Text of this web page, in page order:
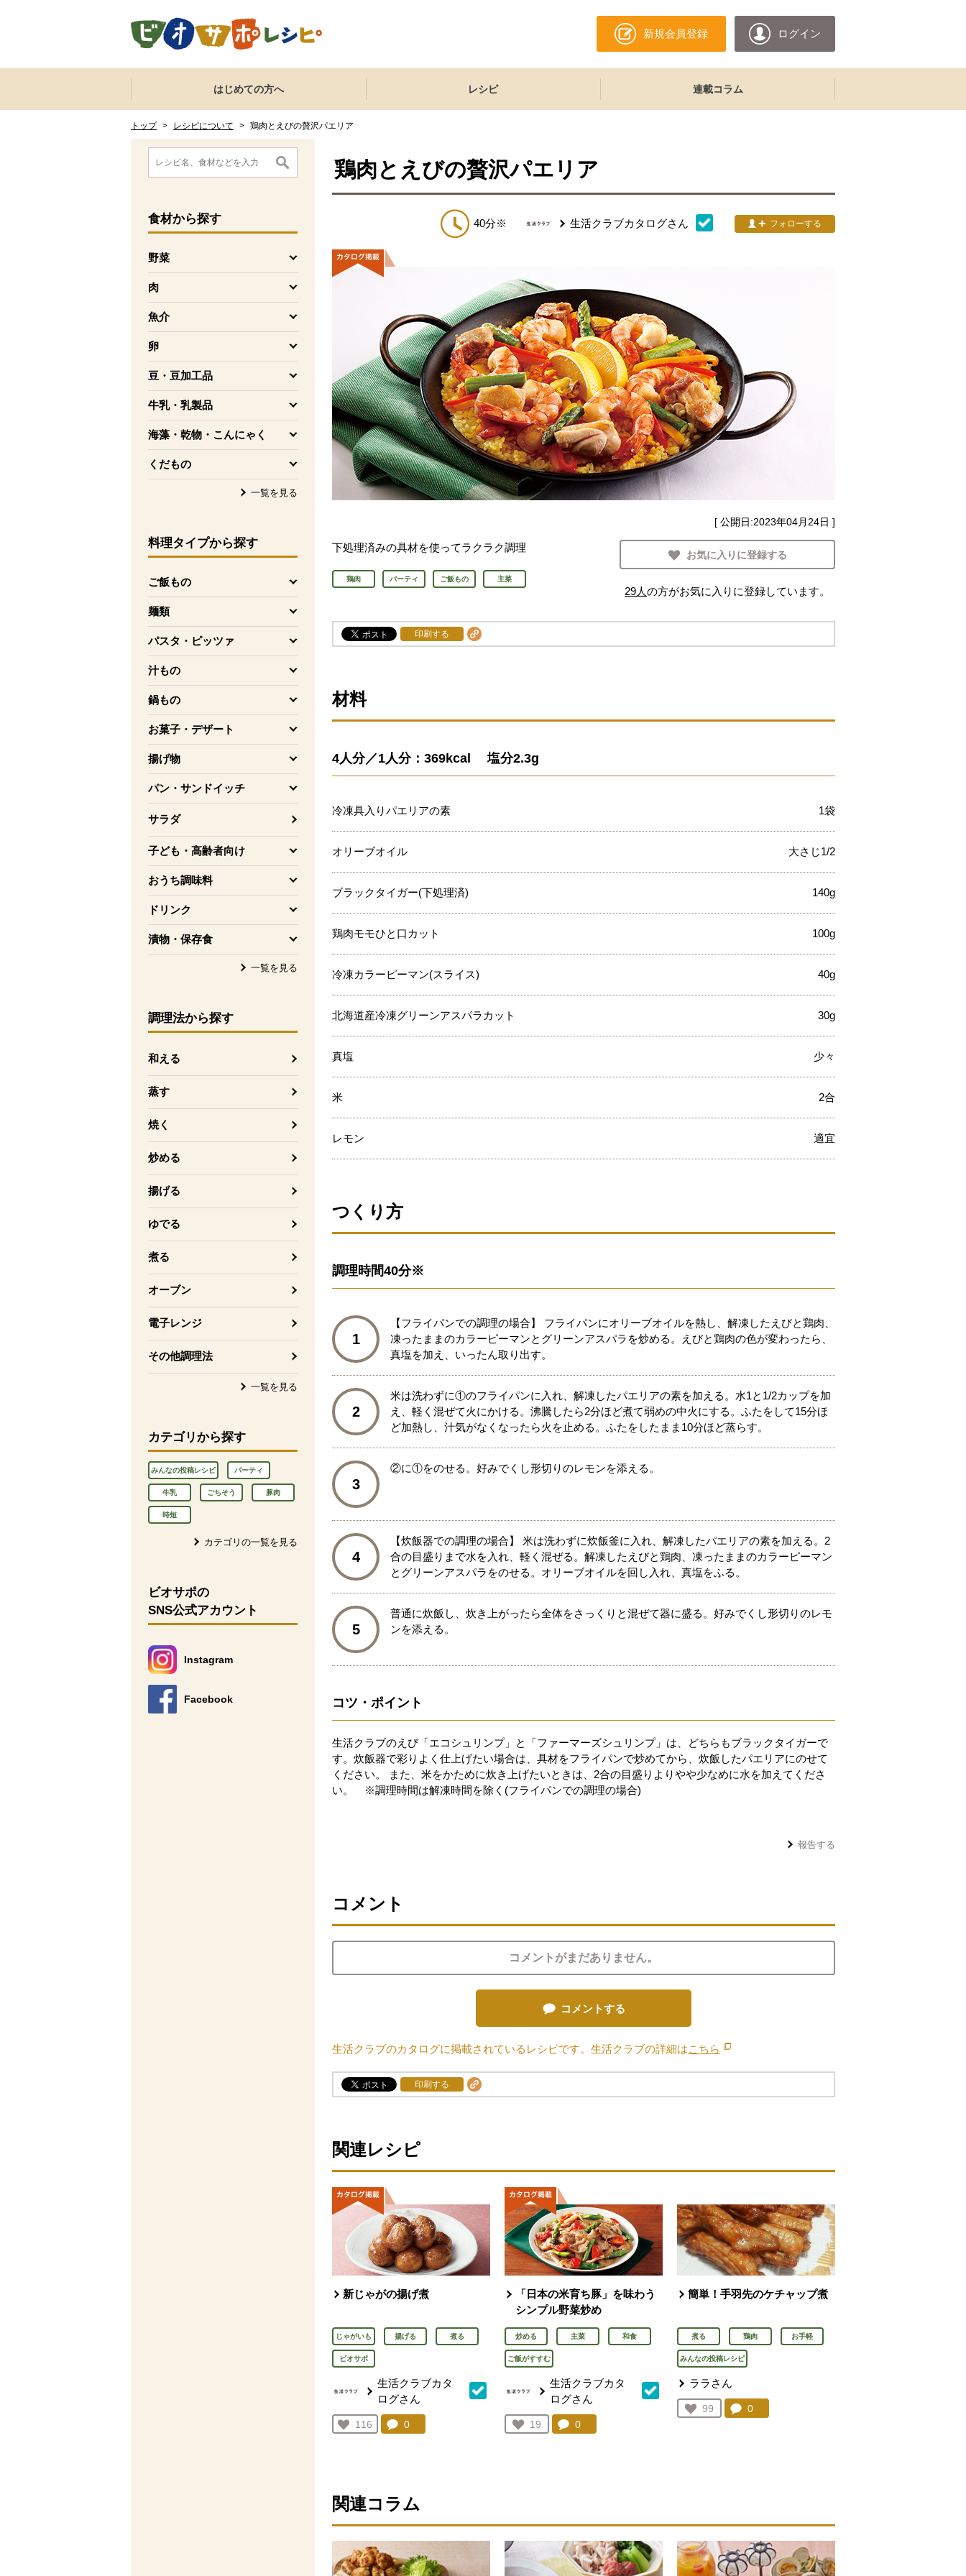
新規会員登録 ログイン
ここからサイト内共通メニューです。
サイト内共通メニューをスキップする
はじめての方へ レシピ 連載コラム
トップ > レシピについて > 鶏肉とえびの贅沢パエリア
ここから消費材検索メニューです。
食材から探す
野菜
を開く
肉
を開く
魚介
を開く
卵
を開く
豆・豆加工品
を開く
牛乳・乳製品
を開く
海藻・乾物・こんにゃく
を開く
くだもの
を開く
一覧を見る
料理タイプから探す
ご飯もの
を開く
麺類
を開く
パスタ・ピッツァ
を開く
汁もの
を開く
鍋もの
を開く
お菓子・デザート
を開く
揚げ物
を開く
パン・サンドイッチ
を開く
サラダ
子ども・高齢者向け
を開く
おうち調味料
を開く
ドリンク
を開く
漬物・保存食
を開く
一覧を見る
調理法から探す
和える
蒸す
焼く
炒める
揚げる
ゆでる
煮る
オーブン
電子レンジ
その他調理法
一覧を見る
カテゴリから探す
みんなの投稿レシピ パーティ
牛乳 ごちそう 豚肉
時短
カテゴリの一覧を見る
消費材検索メニューここまで。
ここから本文です。
ビオサポの
SNS公式アカウント
Instagram
別のウィンドウで開きます。
Facebook
別のウィンドウで開きます。
鶏肉とえびの贅沢パエリア
40分※ 生活クラブカタログさん フォローする
[ 公開日:2023年04月24日 ]
下処理済みの具材を使ってラクラク調理
鶏肉 パーティ ご飯もの 主菜
お気に入りに登録する
29人の方がお気に入りに登録しています。
印刷する
材料
4人分／1人分：369kcal 塩分2.3g
冷凍具入りパエリアの素 1袋
オリーブオイル 大さじ1/2
ブラックタイガー(下処理済) 140g
鶏肉モモひと口カット 100g
冷凍カラーピーマン(スライス) 40g
北海道産冷凍グリーンアスパラカット 30g
真塩 少々
米 2合
レモン 適宜
つくり方
調理時間40分※
1
【フライパンでの調理の場合】 フライパンにオリーブオイルを熱し、解凍したえびと鶏肉、
凍ったままのカラーピーマンとグリーンアスパラを炒める。えびと鶏肉の色が変わったら、
真塩を加え、いったん取り出す。
2
米は洗わずに①のフライパンに入れ、解凍したパエリアの素を加える。水1と1/2カップを加
え、軽く混ぜて火にかける。沸騰したら2分ほど煮て弱めの中火にする。ふたをして15分ほ
ど加熱し、汁気がなくなったら火を止める。ふたをしたまま10分ほど蒸らす。
3
②に①をのせる。好みでくし形切りのレモンを添える。
4
【炊飯器での調理の場合】 米は洗わずに炊飯釜に入れ、解凍したパエリアの素を加える。2
合の目盛りまで水を入れ、軽く混ぜる。解凍したえびと鶏肉、凍ったままのカラーピーマン
とグリーンアスパラをのせる。オリーブオイルを回し入れ、真塩をふる。
5
普通に炊飯し、炊き上がったら全体をさっくりと混ぜて器に盛る。好みでくし形切りのレモ
ンを添える。
コツ・ポイント
生活クラブのえび「エコシュリンプ」と「ファーマーズシュリンプ」は、どちらもブラックタイガーで
す。炊飯器で彩りよく仕上げたい場合は、具材をフライパンで炒めてから、炊飯したパエリアにのせて
ください。 また、米をかために炊き上げたいときは、2合の目盛りよりやや少なめに水を加えてくださ
い。 ※調理時間は解凍時間を除く(フライパンでの調理の場合)
報告する
コメント
コメントがまだありません。
コメントする
生活クラブのカタログに掲載されているレシピです。生活クラブの詳細はこちら 別のウィンドウで開きます。
印刷する
関連レシピ
新じゃがの揚げ煮
じゃがいも 揚げる 煮る
ビオサポ
生活クラブカタ
ログさん
お気に入り登録：
116
人が登録
コメント：
0
「日本の米育ち豚」を味わう
シンプル野菜炒め
炒める 主菜 和食
ご飯がすすむ
生活クラブカタ
ログさん
お気に入り登録：
19
人が登録
コメント：
0件。コメントを見る。
簡単！手羽先のケチャップ煮
煮る 鶏肉 お手軽
みんなの投稿レシピ
ララさん
お気に入り登録：
99
人が登録
コメント：
0件。コメントを見る。
関連コラム